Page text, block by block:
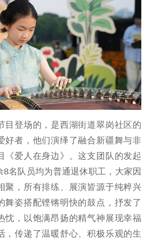
精神文明
文明实践
文明培育
先进典型
社会宣传
爱国主义教育
全民国防教育
用
新闻出版
全民阅读
出版监管
扫黄打非
电影工作
创作 电影市场
登场的，是西湖街道翠岗社区的
好者，他们演绎了融合新疆舞与非
《爱人在身边》。这支团队的发起
8名队员均为普通退休职工，大家因
聚，所有排练、展演皆源于纯粹兴
舞姿搭配铿锵明快的鼓点，抒发了
忱，以饱满昂扬的精气神展现幸福
，传递了温暖舒心、积极乐观的生